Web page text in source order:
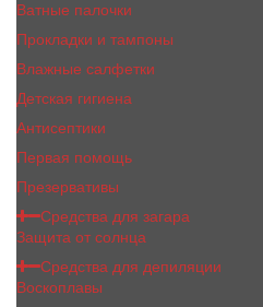
Ватные палочки
Прокладки и тампоны
Влажные салфетки
Детская гигиена
Антисептики
Первая помощь
Презервативы
Средства для загара
Защита от солнца
Средства для депиляции
Воскоплавы